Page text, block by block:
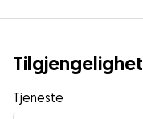
Tilgjengelighet
Tjeneste